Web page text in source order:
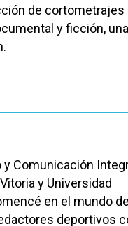
de cortometrajes
y ficción, una
Comunicación
y Universidad
en el mundo
deportivos